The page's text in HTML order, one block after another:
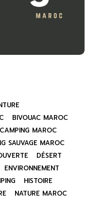
BIVOUAC MAROC
CAMPING MAROC
SAUVAGE MAROC
DÉSERT
ENVIRONNEMENT
HISTOIRE
NATURE MAROC